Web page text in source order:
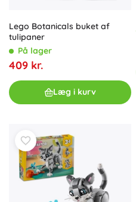
Lego Botanicals buket af
tulipaner
På lager
409 kr.
Læg i kurv